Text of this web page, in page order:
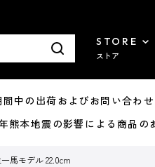
STORE
ストア
の出荷およびお問い合わせ
本地震の影響による商品の
馬モデル 22.0cm